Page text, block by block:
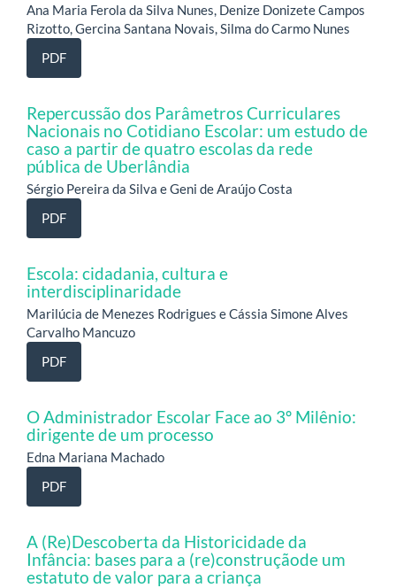
Ana Maria Ferola da Silva Nunes, Denize Donizete Campos
Rizotto, Gercina Santana Novais, Silma do Carmo Nunes
PDF
Repercussão dos Parâmetros Curriculares
Nacionais no Cotidiano Escolar: um estudo de
caso a partir de quatro escolas da rede
pública de Uberlândia
Sérgio Pereira da Silva e Geni de Araújo Costa
PDF
Escola: cidadania, cultura e
interdisciplinaridade
Marilúcia de Menezes Rodrigues e Cássia Simone Alves
Carvalho Mancuzo
PDF
O Administrador Escolar Face ao 3º Milênio:
dirigente de um processo
Edna Mariana Machado
PDF
A (Re)Descoberta da Historicidade da
Infância: bases para a (re)construçãode um
estatuto de valor para a criança